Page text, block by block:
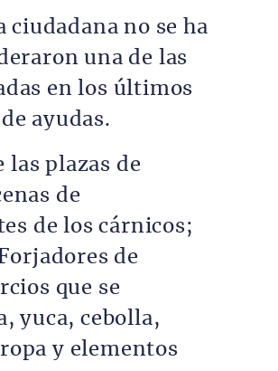
ciudadana no se ha
una de las
en los últimos
ayudas.
plazas de
de
de los cárnicos;
de
que se
yuca, cebolla,
y elementos